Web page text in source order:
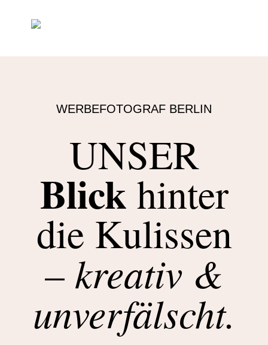
WERBEFOTOGRAF BERLIN
UNSER
Blick hinter
die Kulissen
– kreativ &
unverfälscht.